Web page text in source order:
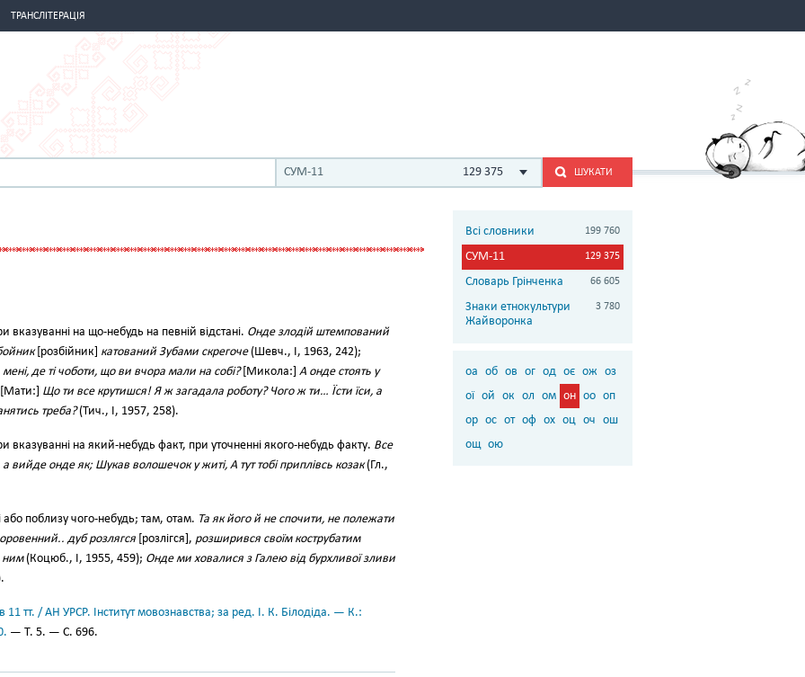
ТРАНСЛІТЕРАЦІЯ
СУМ-11 129 375 ШУКАТИ
вказуванні на що-небудь на певній відстані. Онде злодій штемпований
[розбійник] катований Зубами скрегоче(Шевч., І, 1963, 242);
мені, де ті чоботи, що ви вчора мали на собі?[Микола:] А онде стоять у
Що ти все крутишся! Я ж загадала роботу? Чого ж ти… Їсти їси, а
треба?(Тич., І, 1957, 258).
вказуванні на який-небудь факт, при уточненні якого-небудь факту. Все
а вийде онде як; Шукав волошечок у житі, А тут тобі приплівсь козак(Гл.,
або поблизу чого-небудь; там, отам. Та як його й не спочити, не полежати
дуб розлягся [розлігся], розширився своїм кострубатим
ним(Коцюб., І, 1955, 459); Онде ми ховалися з Галею від бурхливої зливи
11 тт. / АН УРСР. Інститут мовознавства; за ред. І. К. Білодіда. — К.:
— Т. 5. — С. 696.
Всі словники 199 760
СУМ-11 129 375
Словарь Грінченка 66 605
Знаки етнокультури
Жайворонка
3 780
оа об ов ог од оє ож оз
ої ой ок ол ом он оо оп
ор ос от оф ох оц оч ош
ощ ою